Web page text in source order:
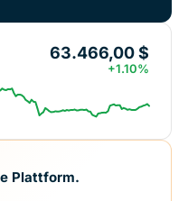
63.466,00 $
+1.10%
Plattform.